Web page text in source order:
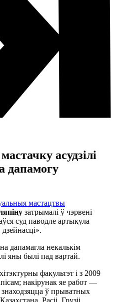
асудзілі
дапамогу
мастацтвы
затрымалі ў чэрвені
суд паводле артыкула
дапамагла некалькім
яны былі пад вартай.
факультэт і з 2009
накірунак яе работ —
ў прыватных